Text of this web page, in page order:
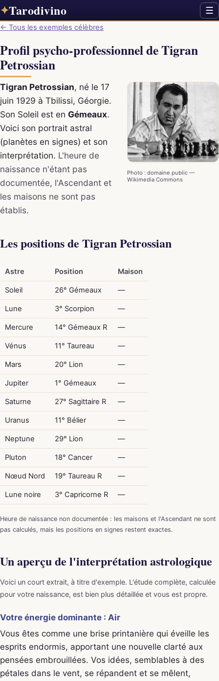
✦Tarodivino ☰
← Tous les exemples célèbres
Profil psycho-professionnel de Tigran
Petrossian
Photo : domaine public —
Wikimedia Commons
Tigran Petrossian, né le 17
juin 1929 à Tbilissi, Géorgie.
Son Soleil est en Gémeaux.
Voici son portrait astral
(planètes en signes) et son
interprétation. L'heure de
naissance n'étant pas
documentée, l'Ascendant et
les maisons ne sont pas
établis.
Les positions de Tigran Petrossian
Astre Position Maison
Soleil 26° Gémeaux —
Lune 3° Scorpion —
Mercure 14° Gémeaux R —
Vénus 11° Taureau —
Mars 20° Lion —
Jupiter 1° Gémeaux —
Saturne 27° Sagittaire R —
Uranus 11° Bélier —
Neptune 29° Lion —
Pluton 18° Cancer —
Nœud Nord 19° Taureau R —
Lune noire 3° Capricorne R —
Heure de naissance non documentée : les maisons et l'Ascendant ne sont
pas calculés, mais les positions en signes restent exactes.
Un aperçu de l'interprétation astrologique
Voici un court extrait, à titre d'exemple. L'étude complète, calculée
pour votre naissance, est bien plus détaillée et vous est propre.
Votre énergie dominante : Air
Vous êtes comme une brise printanière qui éveille les
esprits endormis, apportant une nouvelle clarté aux
pensées embrouillées. Vos idées, semblables à des
pétales dans le vent, se répandent et se mêlent,